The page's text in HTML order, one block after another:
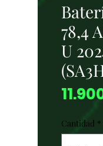
78,4
U
Cantidad *